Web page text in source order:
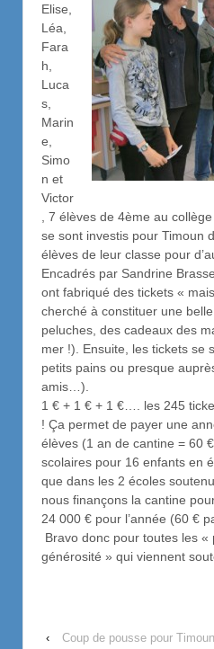
Elise,
Léa,
Fara
h,
Luca
s,
Marin
e,
Simo
n et
Victor
, 7 élèves de 4ème au
se sont investis pour Timoun
élèves de leur classe pour
Encadrés par Sandrine
ont fabriqué des tickets «
cherché à constituer une
peluches, des cadeaux des
mer !). Ensuite, les tickets se
petits pains ou presque
amis…).
1 € + 1 € + 1 €…. les 245
! Ça permet de payer une
élèves (1 an de cantine = 60
scolaires pour 16 enfants en
que dans les 2 écoles
nous finançons la cantine
24 000 € pour l’année (60 €
Bravo donc pour toutes les «
générosité » qui viennent
‹
Coup de pousse pour